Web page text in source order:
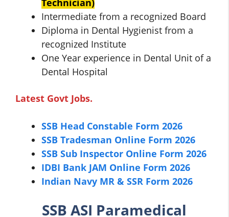
Intermediate from a recognized Board
Diploma in Dental Hygienist from a
recognized Institute
One Year experience in Dental Unit of a
Dental Hospital
Latest Govt Jobs.
SSB Head Constable Form 2026
SSB Tradesman Online Form 2026
SSB Sub Inspector Online Form 2026
IDBI Bank JAM Online Form 2026
Indian Navy MR & SSR Form 2026
SSB ASI Paramedical